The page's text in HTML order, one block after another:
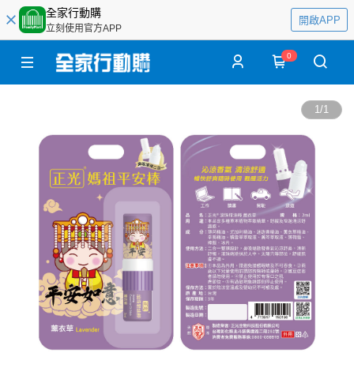
全家行動購
立刻使用官方APP
開啟APP
0
1/1